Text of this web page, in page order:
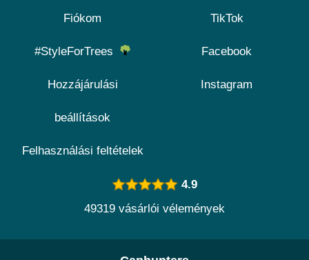
Fiókom
#StyleForTrees
Hozzájárulási
beállítások
Felhasználási feltételek
TikTok
Facebook
Instagram
4.9
49319 vásárlói vélemények